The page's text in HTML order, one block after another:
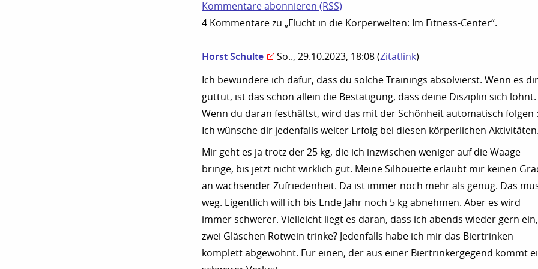
Kommentare abonnieren (RSS)
4 Kommentare zu „Flucht in die Körperwelten: Im Fitness-Center“.
Horst Schulte So.., 29.10.2023, 18:08 (Zitatlink)
Ich bewundere ich dafür, dass du solche Trainings absolvierst. Wenn es dir
guttut, ist das schon allein die Bestätigung, dass deine Disziplin sich lohnt.
Wenn du daran festhältst, wird das mit der Schönheit automatisch folgen
Ich wünsche dir jedenfalls weiter Erfolg bei diesen körperlichen Aktivitäten.
Mir geht es ja trotz der 25 kg, die ich inzwischen weniger auf die Waage
bringe, bis jetzt nicht wirklich gut. Meine Silhouette erlaubt mir keinen
an wachsender Zufriedenheit. Da ist immer noch mehr als genug. Das
weg. Eigentlich will ich bis Ende Jahr noch 5 kg abnehmen. Aber es wird
immer schwerer. Vielleicht liegt es daran, dass ich abends wieder gern ein,
zwei Gläschen Rotwein trinke? Jedenfalls habe ich mir das Biertrinken
komplett abgewöhnt. Für einen, der aus einer Biertrinkergegend kommt